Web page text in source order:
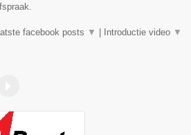
facebook posts ▼ Introductie video ▼